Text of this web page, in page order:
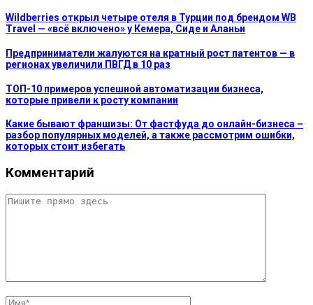
Wildberries открыл четыре отеля в Турции под брендом WB
Travel — «всё включено» у Кемера, Сиде и Аланьи
Предприниматели жалуются на кратный рост патентов — в
регионах увеличили ПВГД в 10 раз
ТОП-10 примеров успешной автоматизации бизнеса,
которые привели к росту компании
Какие бывают франшизы: От фастфуда до онлайн-бизнеса –
разбор популярных моделей, а также рассмотрим ошибки,
которых стоит избегать
Комментарий